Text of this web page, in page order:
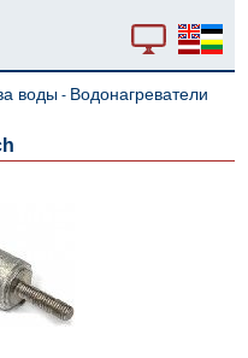
воды - Водонагреватели